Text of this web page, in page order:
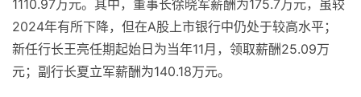
1110.97万元。其中，董事长徐晓军薪酬为175.7万元，虽较
2024年有所下降，但在A股上市银行中仍处于较高水平；
新任行长王亮任期起始日为当年11月，领取薪酬25.09万
元；副行长夏立军薪酬为140.18万元。